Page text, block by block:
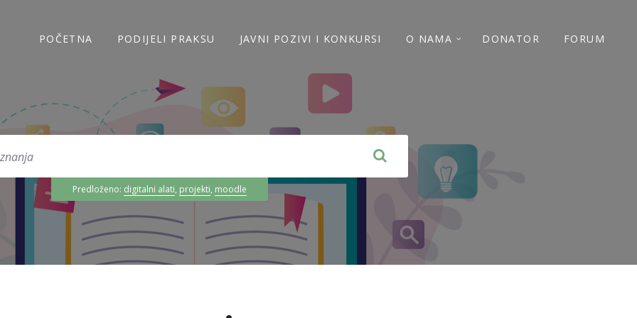
POČETNA PODIJELI PRAKSU JAVNI POZIVI I KONKURSI O NAMA DONATOR FORUM
Predloženo: digitalni alati, projekti, moodle